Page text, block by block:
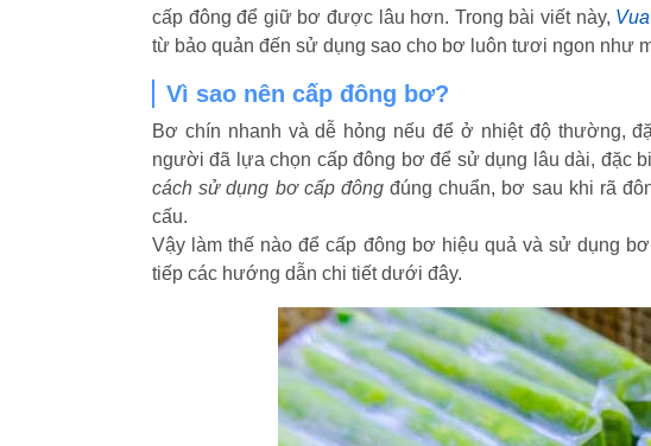
cấp đông để giữ bơ được lâu hơn. Trong bài viết này,
từ bảo quản đến sử dụng sao cho bơ luôn tươi ngon như
Vì sao nên cấp đông bơ?
Bơ chín nhanh và dễ hỏng nếu để ở nhiệt độ thường,
người đã lựa chọn cấp đông bơ để sử dụng lâu dài, đặc
cách sử dụng bơ cấp đôngđúng chuẩn, bơ sau khi rã
cấu.
Vậy làm thế nào để cấp đông bơ hiệu quả và sử dụng
tiếp các hướng dẫn chi tiết dưới đây.